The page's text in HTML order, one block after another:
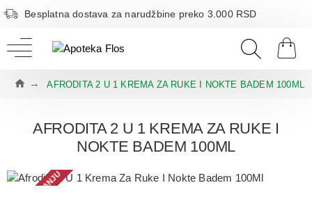
Besplatna dostava za narudžbine preko 3.000 RSD
AFRODITA 2 U 1 KREMA ZA RUKE I NOKTE BADEM 100ML
AFRODITA 2 U 1 KREMA ZA RUKE I
NOKTE BADEM 100ML
NEMA NA STANJU